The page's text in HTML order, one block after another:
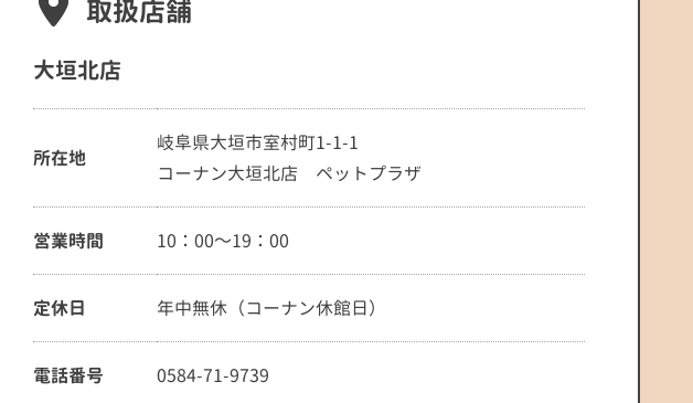
取扱店舗
大垣北店
所在地
岐阜県大垣市室村町1-1-1
コーナン大垣北店 ペットプラザ
営業時間 10：00～19：00
定休日 年中無休（コーナン休館日）
電話番号 0584-71-9739